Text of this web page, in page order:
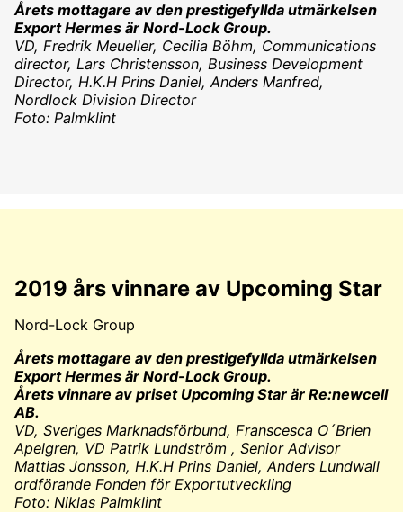
Årets mottagare av den prestigefyllda utmärkelsen
Export Hermes är Nord-Lock Group.
VD, Fredrik Meueller, Cecilia Böhm, Communications
director, Lars Christensson, Business Development
Director, H.K.H Prins Daniel, Anders Manfred,
Nordlock Division Director
Foto: Palmklint
2019 års vinnare av Upcoming Star
Nord-Lock Group
Årets mottagare av den prestigefyllda utmärkelsen
Export Hermes är Nord-Lock Group.
Årets vinnare av priset Upcoming Star är Re:newcell
AB.
VD, Sveriges Marknadsförbund, Franscesca O´Brien
Apelgren, VD Patrik Lundström , Senior Advisor
Mattias Jonsson, H.K.H Prins Daniel, Anders Lundwall
ordförande Fonden för Exportutveckling
Foto: Niklas Palmklint